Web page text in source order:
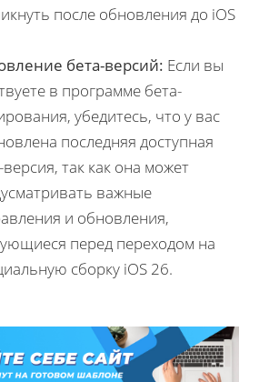
после обновления до iOS
бета-версий: Если вы
в программе бета-
убедитесь, что у вас
последняя доступная
версия, так как она может
важные
и обновления,
перед переходом на
сборку iOS 26.